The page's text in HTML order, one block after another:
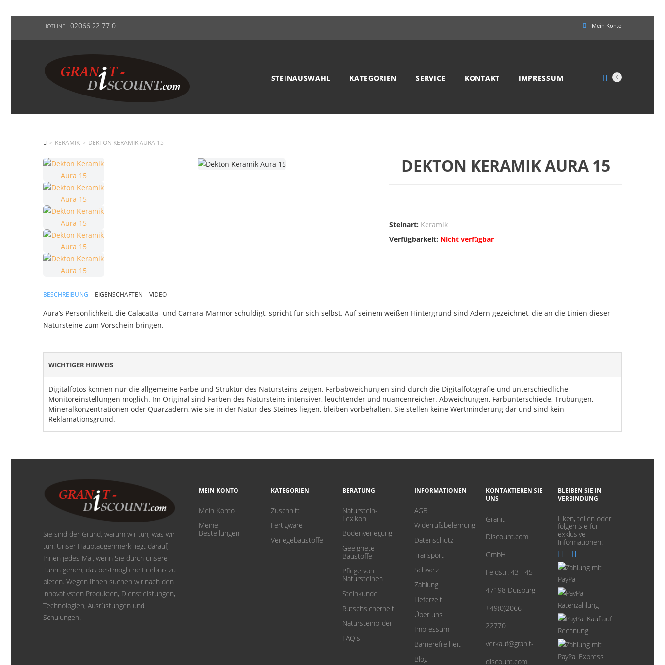
HOTLINE - 02066 22 77 0 Mein Konto
STEINAUSWAHL KATEGORIEN SERVICE KONTAKT IMPRESSUM 0
KERAMIK DEKTON KERAMIK AURA 15
DEKTON KERAMIK AURA 15
Steinart: Keramik
Verfügbarkeit: Nicht verfügbar
BESCHREIBUNG EIGENSCHAFTEN VIDEO
Aura‘s Persönlichkeit, die Calacatta- und Carrara-Marmor schuldigt, spricht für sich selbst. Auf seinem weißen Hintergrund sind Adern gezeichnet, die an die Linien dieser
Natursteine zum Vorschein bringen.
WICHTIGER HINWEIS
Digitalfotos können nur die allgemeine Farbe und Struktur des Natursteins zeigen. Farbabweichungen sind durch die Digitalfotografie und unterschiedliche
Monitoreinstellungen möglich. Im Original sind Farben des Natursteins intensiver, leuchtender und nuancenreicher. Abweichungen, Farbunterschiede, Trübungen,
Mineralkonzentrationen oder Quarzadern, wie sie in der Natur des Steines liegen, bleiben vorbehalten. Sie stellen keine Wertminderung dar und sind kein
Reklamationsgrund.
Sie sind der Grund, warum wir tun, was wir
tun. Unser Hauptaugenmerk liegt darauf,
Ihnen jedes Mal, wenn Sie durch unsere
Türen gehen, das bestmögliche Erlebnis zu
bieten. Wegen Ihnen suchen wir nach den
innovativsten Produkten, Dienstleistungen,
Technologien, Ausrüstungen und
Schulungen.
MEIN KONTO
Mein Konto
Meine
Bestellungen
KATEGORIEN
Zuschnitt
Fertigware
Verlegebaustoffe
BERATUNG
Naturstein-
Lexikon
Bodenverlegung
Geeignete
Baustoffe
Pflege von
Natursteinen
Steinkunde
Rutschsicherheit
Natursteinbilder
FAQ's
INFORMATIONEN
AGB
Widerrufsbelehrung
Datenschutz
Transport
Schweiz
Zahlung
Lieferzeit
Über uns
Impressum
Barrierefreiheit
Blog
KONTAKTIEREN SIE
UNS
Granit-
Discount.com
GmbH
Feldstr. 43 - 45
47198 Duisburg
+49(0)2066
22770
verkauf@granit-
discount.com
BLEIBEN SIE IN
VERBINDUNG
Liken, teilen oder
folgen Sie für
exklusive
Informationen!